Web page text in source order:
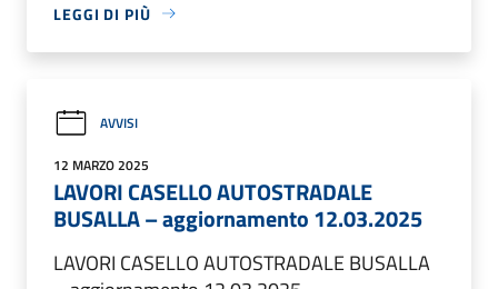
LEGGI DI PIÙ
AVVISI
12 MARZO 2025
LAVORI CASELLO AUTOSTRADALE
BUSALLA – aggiornamento 12.03.2025
LAVORI CASELLO AUTOSTRADALE BUSALLA